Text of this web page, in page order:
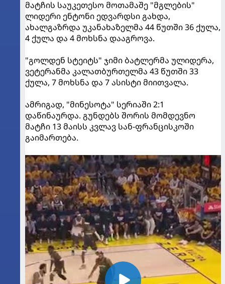
მატჩის საუკეთესო მოთამაშე "მგლების"
ლიდერი ენტონი ედვარდსი გახდა,
ახალგაზრდა უკანახაზელმა 44 წუთში 36 ქულა,
4 ქულა და 4 მოხსნა დააგროვა.
"გოლდენ სტეიტს" ჯიმი ბატლერმა ულიდერა,
ვეტერანმა კალათბურთელმა 43 წუთში 33
ქულა, 7 მოხსნა და 7 ასისტი მიითვალა.
ამრიგად, "მინესოტა" სერიაში 2:1
დაწინაურდა. გუნდებს შორის მომდევნო
მატჩი 13 მაისს კვლავ სან-ფრანცისკოში
გაიმართება.